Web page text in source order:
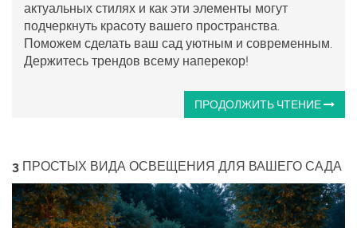
актуальных стилях и как эти элементы могут
подчеркнуть красоту вашего пространства.
Поможем сделать ваш сад уютным и современным.
Держитесь трендов всему наперекор!
ПРОДОЛЖИТЬ ЧТЕНИЕ
3 ПРОСТЫХ ВИДА ОСВЕЩЕНИЯ ДЛЯ ВАШЕГО САДА